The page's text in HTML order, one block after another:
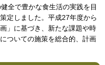
全で豊かな食生活の実践を目
定しました。平成27年度から
」に基づき、新たな課題や時
ついての施策を総合的、計画